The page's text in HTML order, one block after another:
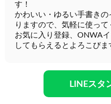
す！
かわいい・ゆるい手書き
りますので、気軽に使って
お気に入り登録、ONWA
してもらえるとよろこびま
LINEスタ